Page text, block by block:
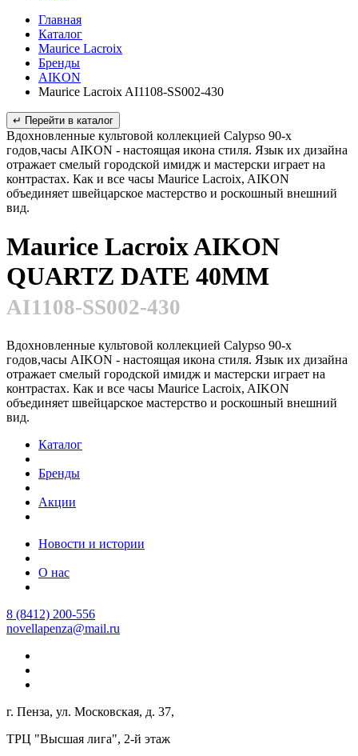
Главная
Каталог
Maurice Lacroix
Бренды
AIKON
Maurice Lacroix AI1108-SS002-430
↵ Перейти в каталог
Вдохновленные культовой коллекцией Calypso 90-х
годов,часы AIKON - настоящая икона стиля. Язык их дизайна
отражает смелый городской имидж и мастерски играет на
контрастах. Как и все часы Maurice Lacroix, AIKON
объединяет швейцарское мастерство и роскошный внешний
вид.
Maurice Lacroix AIKON
QUARTZ DATE 40MM
AI1108-SS002-430
Вдохновленные культовой коллекцией Calypso 90-х
годов,часы AIKON - настоящая икона стиля. Язык их дизайна
отражает смелый городской имидж и мастерски играет на
контрастах. Как и все часы Maurice Lacroix, AIKON
объединяет швейцарское мастерство и роскошный внешний
вид.
Каталог
Бренды
Акции
Новости и истории
О нас
8 (8412) 200-556
novellapenza@mail.ru
г. Пенза, ул. Московская, д. 37,
ТРЦ "Высшая лига", 2-й этаж